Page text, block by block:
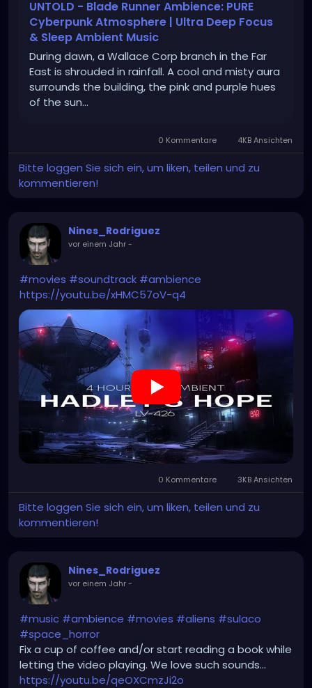
UNTOLD - Blade Runner Ambience: PURE
Cyberpunk Atmosphere | Ultra Deep Focus
& Sleep Ambient Music
During dawn, a Wallace Corp branch in the Far
East is shrouded in rainfall. A cool and misty aura
surrounds the building, the pink and purple hues
of the sun...
0 Kommentare 4KB Ansichten
Bitte loggen Sie sich ein, um liken, teilen und zu
kommentieren!
Nines_Rodriguez
vor einem Jahr-
#movies #soundtrack #ambience
https://youtu.be/xHMC57oV-q4
0 Kommentare 3KB Ansichten
Bitte loggen Sie sich ein, um liken, teilen und zu
kommentieren!
Nines_Rodriguez
vor einem Jahr-
#music #ambience #movies #aliens #sulaco
#space_horror
Fix a cup of coffee and/or start reading a book while
letting the video playing. We love such sounds...
https://youtu.be/qeOXCmzJi2o